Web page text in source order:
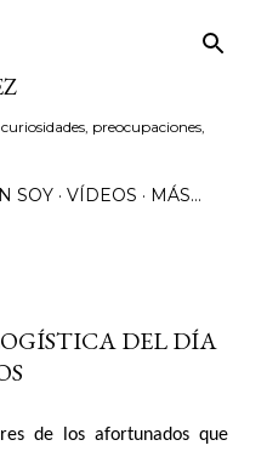
preocupaciones,
SOY VÍDEOS MÁS…
DEL DÍA
de los afortunados que